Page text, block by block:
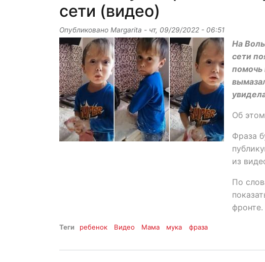
сети (видео)
Опубликовано Margarita - чт, 09/29/2022 - 06:51
На
сети
помочь
Об
Фраза
из
По
фронте.
Теги ребенок Видео Мама мука фраза